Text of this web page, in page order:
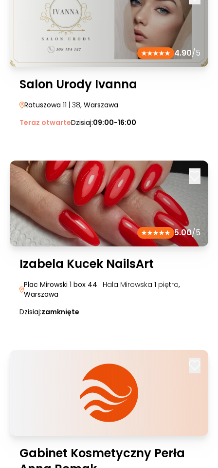
4.90/5
Salon Urody Ivanna
Ratuszowa 11 | 38, Warszawa
Teraz otwarteDzisiaj:09:00-16:00
5.00/5
Izabela Kucek NailsArt
Plac Mirowski 1 box 44 | Hala Mirowska 1 piętro,
Warszawa
Dzisiaj:zamknięte
Gabinet Kosmetyczny Perła